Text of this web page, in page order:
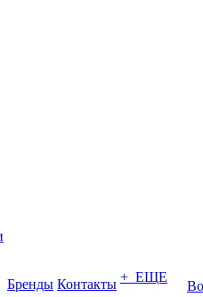
Бренды Контакты + ЕЩЕ